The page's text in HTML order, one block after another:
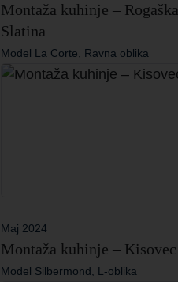
Montaža kuhinje – Rogaška
Slatina
Model La Corte, Ravna oblika
Maj 2024
Montaža kuhinje – Kisovec
Model Silbermond, L-oblika